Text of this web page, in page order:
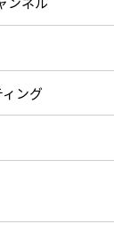
ング